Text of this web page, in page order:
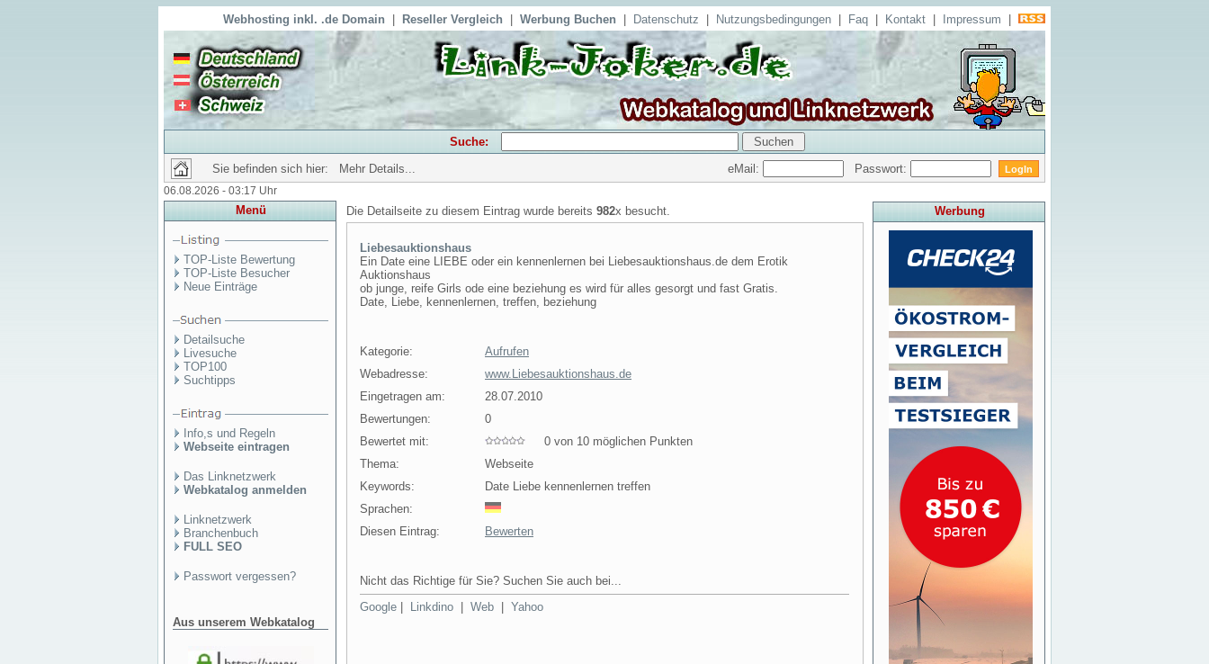
Webhosting inkl. .de Domain Reseller Vergleich Werbung Buchen Datenschutz Nutzungsbedingungen Faq Kontakt Impressum
Suche:
Sie befinden sich hier: Mehr Details...
eMail: Passwort:
06.08.2026 - 03:17 Uhr
Menü
TOP-Liste Bewertung
TOP-Liste Besucher
Neue Einträge
Detailsuche
Livesuche
TOP100
Suchtipps
Info,s und Regeln
Webseite eintragen
Das Linknetzwerk
Webkatalog anmelden
Linknetzwerk
Branchenbuch
FULL SEO
Passwort vergessen?
Aus unserem Webkatalog
Die Detailseite zu diesem Eintrag wurde bereits 982x besucht.
Liebesauktionshaus
Ein Date eine LIEBE oder ein kennenlernen bei Liebesauktionshaus.de dem Erotik
Auktionshaus
ob junge, reife Girls ode eine beziehung es wird für alles gesorgt und fast Gratis.
Date, Liebe, kennenlernen, treffen, beziehung
Kategorie:
Aufrufen
Webadresse:
www.Liebesauktionshaus.de
Eingetragen am:
28.07.2010
Bewertungen:
0
Bewertet mit:
0 von 10 möglichen Punkten
Thema:
Webseite
Keywords:
Date Liebe kennenlernen treffen
Sprachen:
Diesen Eintrag:
Bewerten
Nicht das Richtige für Sie? Suchen Sie auch bei...
Google
Linkdino Web Yahoo
Werbung